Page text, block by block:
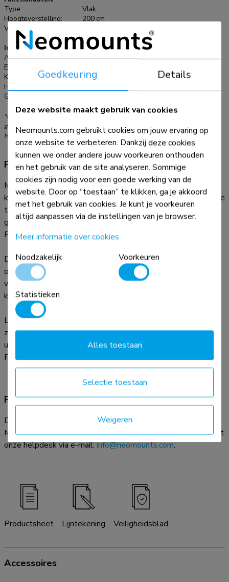
verlengen. Voor de modellen FPMA-C200 & FPMA-
C400SILVER heeft u aan 1 verlengbuis genoeg.
Type:
Vlak
Hoogteverstelling:
200 cm
Verstellingstype:
Informatie
Artikelnummer:
FPMA-CP200
EAN:
Kleur:
Zilver
Hoofdmateriaal:
Garantie:
*NB. De vermelde inch-maten zijn slechts een indicatie, gecombineerd met het
gewicht en de VESA-maten. Het maximale gewicht en de VESA-maat zijn absolute
beperkingen voor de producten en dienen niet te worden overschreden.
Productinformatie
Met deze Neomounts verlengbuis, model FPMA-CP200,
kunt u de afstand van het plafond tot een flatscreen televisie
tot maximaal 254 cm verlengen. Deze verlengbuis is
geschikt voor de FPMA-C200, FPMA-C400SILVER en
PLASMA-C100.
Deze buis dient u additioneel te bestellen en vervangt de
originele (onderste) buis van de plafondsteun. De diameter
van de buis is 5 cm waardoor kabels netjes in de kolom
kunnen worden weggewerkt.
Let op: omdat de PLASMA-C100 over 2 buizen beschikt
zult u hiervoor ook 2 verlengbuizen moeten bestellen indien
u deze wilt verlengen. Voor de modellen FPMA-C200 &
FPMA-C400SILVER heeft u aan 1 verlengbuis genoeg.
Productdocumentatie
Download de beschikbare productdocumentatie hieronder.
Mocht u verder nog vragen hebben, neem dan contact op met
onze helpdesk via e-mail:info@neomounts.com.
Productsheet Lijntekening Veiligheidsblad
Accessoires
Goedkeuring Details
Deze website maakt gebruik van cookies
Neomounts.com gebruikt cookies om jouw ervaring op
onze website te verbeteren. Dankzij deze cookies
kunnen we onder andere jouw voorkeuren onthouden
en het gebruik van de site analyseren. Sommige
cookies zijn nodig voor een goede werking van de
website. Door op “toestaan” te klikken, ga je akkoord
met het gebruik van cookies. Je kunt je voorkeuren
altijd aanpassen via de instellingen van je browser.
Meer informatie over cookies
Noodzakelijk
Voorkeuren
Statistieken
Weigeren
Selectie toestaan
Alles toestaan